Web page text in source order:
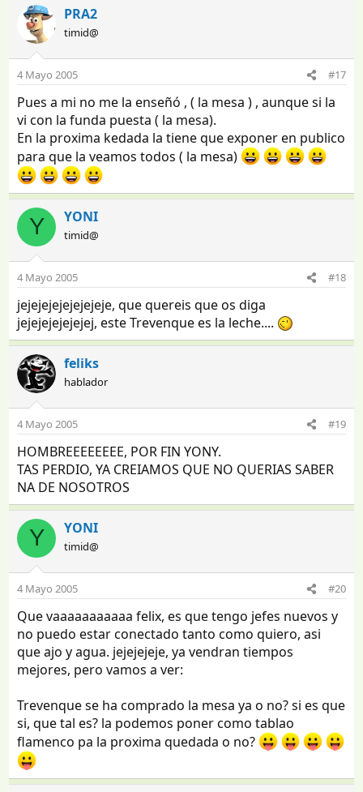
PRA2
timid@
4 Mayo 2005 #17
Pues a mi no me la enseñó , ( la mesa ) , aunque si la
vi con la funda puesta ( la mesa).
En la proxima kedada la tiene que exponer en publico
para que la veamos todos ( la mesa)
Y YONI
timid@
4 Mayo 2005 #18
jejejejejejejejeje, que quereis que os diga
jejejejejejejej, este Trevenque es la leche....
feliks
hablador
4 Mayo 2005 #19
HOMBREEEEEEEE, POR FIN YONY.
TAS PERDIO, YA CREIAMOS QUE NO QUERIAS SABER
NA DE NOSOTROS
Y YONI
timid@
4 Mayo 2005 #20
Que vaaaaaaaaaaa felix, es que tengo jefes nuevos y
no puedo estar conectado tanto como quiero, asi
que ajo y agua. jejejejeje, ya vendran tiempos
mejores, pero vamos a ver:
Trevenque se ha comprado la mesa ya o no? si es que
si, que tal es? la podemos poner como tablao
flamenco pa la proxima quedada o no?